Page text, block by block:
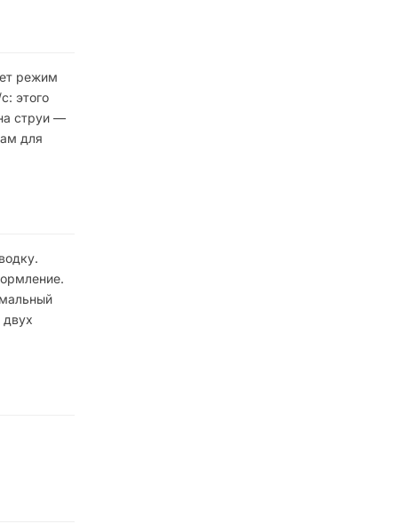
режим
этого
струи —
для